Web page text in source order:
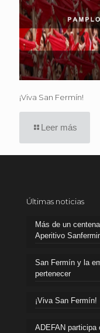
¡Viva San Fermín!
Leer más
Últimas noticias
Más de un
Aperitivo
San Fermín y la
pertenecer
¡Viva San Fermín!
ADEFAN participa